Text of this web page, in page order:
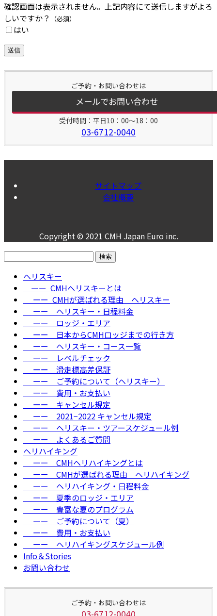
確認画面は表示されません。上記内容にて送信しますがよろ
しいですか？
（必須）
はい
ご予約・お問い合わせは
メールでお問い合わせ
受付時間：平日10：00～18：00
03-6712-0040
サイトマップ
会社概要
Copyright © 2021 CMH Japan Euro inc.
検
ヘリスキー
ーー CMHヘリスキーとは
ーー CMHが選ばれる理由＿ヘリスキー
ーー ヘリスキー・日程料金
ーー ロッジ・エリア
ーー 日本からCMHロッジまでの行き方
ーー ヘリスキー・コース一覧
ーー レベルチェック
ーー 滑走標高差保証
ーー ご予約について（ヘリスキー）
ーー 費用・お支払い
ーー キャンセル規定
ーー 2021−2022 キャンセル規定
ーー ヘリスキー・ツアースケジュール例
ーー よくあるご質問
ヘリハイキング
ーー CMHヘリハイキングとは
ーー CMHが選ばれる理由＿ヘリハイキング
ーー ヘリハイキング・日程料金
ーー 夏季のロッジ・エリア
ーー 豊富な夏のプログラム
ーー ご予約について（夏）
ーー 費用・お支払い
ーー ヘリハイキングスケジュール例
Info＆Stories
お問い合わせ
ご予約・お問い合わせは